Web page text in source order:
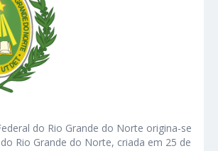
do Rio Grande do Norte origina-se
Rio Grande do Norte, criada em 25 de